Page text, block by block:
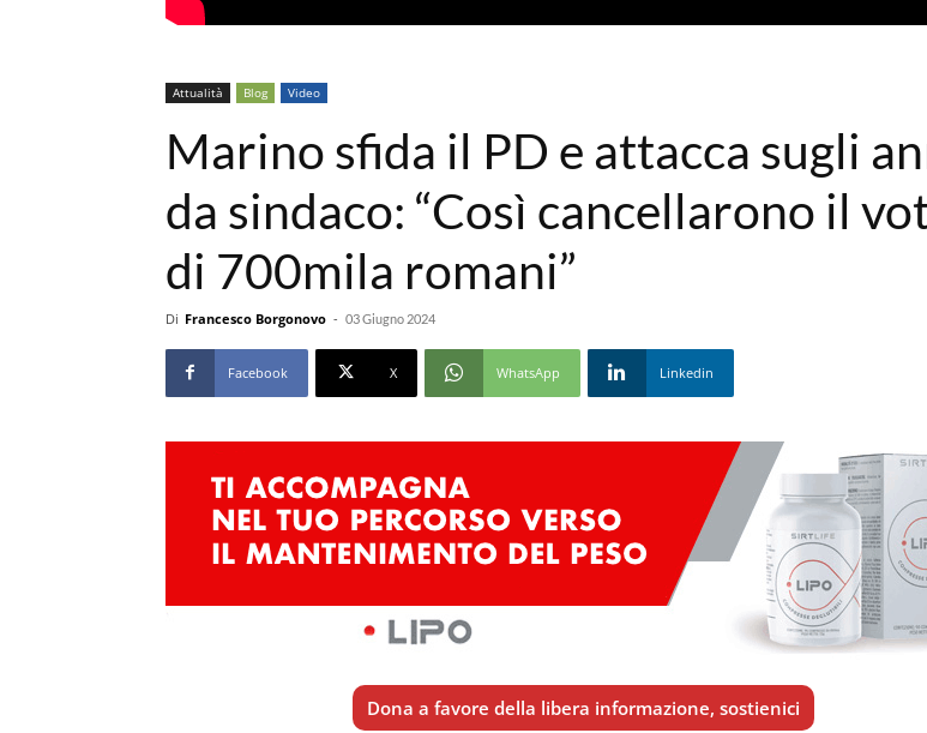
Attualità Blog Video
Marino sfida il PD e attacca sugli
da sindaco: “Così cancellarono il
di 700mila romani”
Di Francesco Borgonovo - 03 Giugno 2024
Facebook X WhatsApp Linkedin
Dona a favore della libera informazione, sostienici